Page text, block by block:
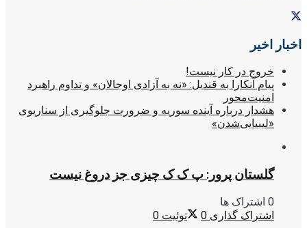
اخبار اخیر
خروج در کار نیست!
پیام آنکارا به قندیل: «نه به آزادی اوجالان» و تداوم راهبرد
امنیت‌محور
هشدار درباره آینده سوریه و ضرورت جلوگیری از سناریوی
«لیبیایی‌شدن»
گلستان پرور: پ ک ک چیزی جز دروغ نیست
0 اشتراک ها
اشتراک گذاری 0 توئیت 0